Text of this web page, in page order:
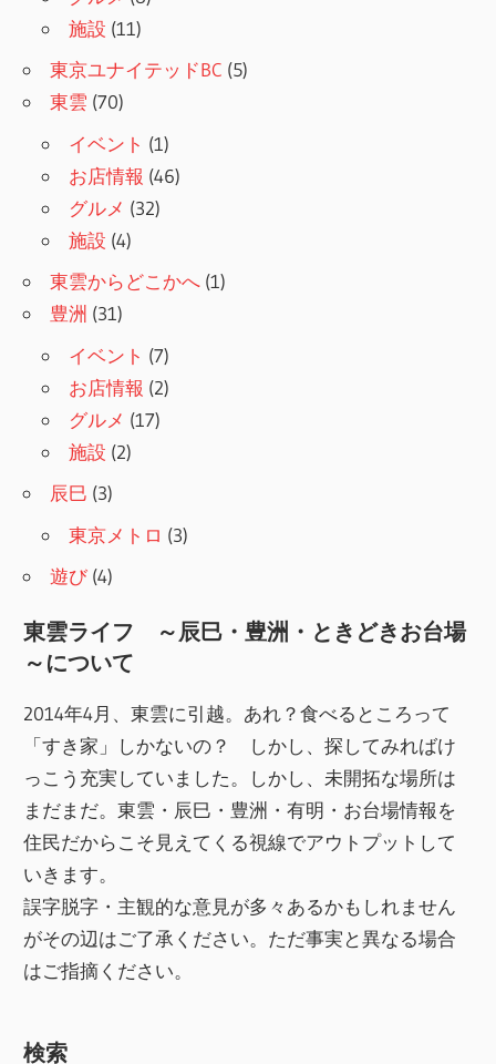
施設 (11)
東京ユナイテッドBC (5)
東雲 (70)
イベント (1)
お店情報 (46)
グルメ (32)
施設 (4)
東雲からどこかへ (1)
豊洲 (31)
イベント (7)
お店情報 (2)
グルメ (17)
施設 (2)
辰巳 (3)
東京メトロ (3)
遊び (4)
東雲ライフ ～辰巳・豊洲・ときどきお台場
～について
2014年4月、東雲に引越。あれ？食べるところって
「すき家」しかないの？ しかし、探してみればけ
っこう充実していました。しかし、未開拓な場所は
まだまだ。東雲・辰巳・豊洲・有明・お台場情報を
住民だからこそ見えてくる視線でアウトプットして
いきます。
誤字脱字・主観的な意見が多々あるかもしれません
がその辺はご了承ください。ただ事実と異なる場合
はご指摘ください。
検索